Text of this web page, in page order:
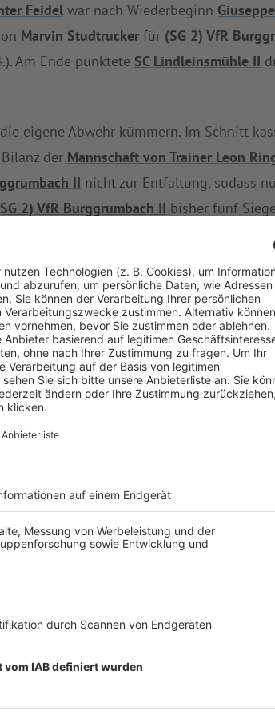
Feidel war nach Wiederbeginn
Marvin Studtrucker für (SG 2) VfR
Am Ende punktete SC Lindleinsmühle II
eigene Abwehr kümmern. Im Schnitt
der Mannschaft von Trainer Leon
II nicht zur Entfaltung, sodass
2) VfR Burggrumbach II bisher fünf
Boden gut und rangiert nun auf Position
einmal in die Winterpause und ist das
IIwieder gefordert.SC Lindleinsmühle II
dir Favoriten setzen. So bist du ganz nah an deinen
werden.